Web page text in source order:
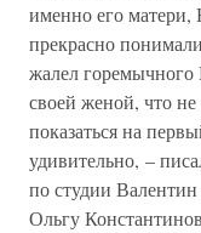
именно его матери,
прекрасно
жалел
своей женой, что
показаться на
удивительно, –
по студии
Ольгу